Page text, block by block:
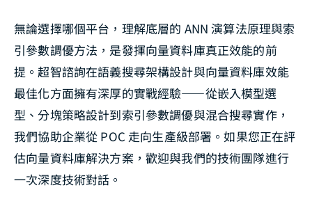
無論選擇哪個平台，理解底層的 ANN 演算法原理與索
引參數調優方法，是發揮向量資料庫真正效能的前
提。超智諮詢在語義搜尋架構設計與向量資料庫效能
最佳化方面擁有深厚的實戰經驗——從嵌入模型選
型、分塊策略設計到索引參數調優與混合搜尋實作，
我們協助企業從 POC 走向生產級部署。如果您正在評
估向量資料庫解決方案，歡迎與我們的技術團隊進行
一次深度技術對話。